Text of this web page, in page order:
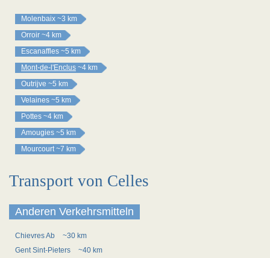
Molenbaix ~3 km
Orroir ~4 km
Escanaffles ~5 km
Mont-de-l'Enclus ~4 km
Outrijve ~5 km
Velaines ~5 km
Pottes ~4 km
Amougies ~5 km
Mourcourt ~7 km
Transport von Celles
Anderen Verkehrsmitteln
Chievres Ab
~30 km
Gent Sint-Pieters
~40 km